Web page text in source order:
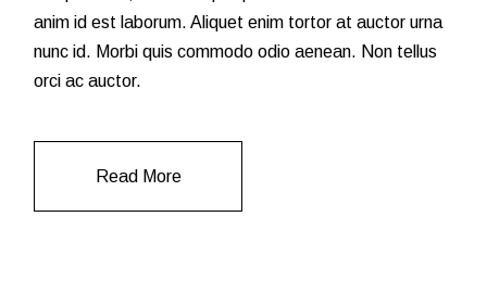
anim id est laborum. Aliquet enim tortor at auctor urna
nunc id. Morbi quis commodo odio aenean. Non tellus
orci ac auctor.
Read More